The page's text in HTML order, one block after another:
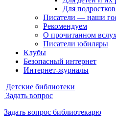
Для
Писатели — наши
Рекомендуем
О прочитанном
Писатели юбиляры
Клубы
Безопасный интернет
Интернет-журналы
Детские библиотеки
Задать вопрос
Задать вопрос библиотекарю